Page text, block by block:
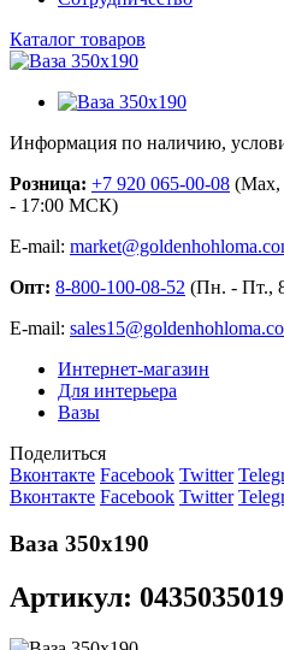
Каталог товаров
Информация по наличию,
Розница: +7 920 065-00-08 (Max,
- 17:00 МСК)
E-mail:
Опт: 8-800-100-08-52 (Пн. - Пт.,
E-mail:
Интернет-магазин
Для интерьера
Вазы
Поделиться
Вконтакте Facebook Twitter
Вконтакте Facebook Twitter
Ваза 350х190
Артикул: